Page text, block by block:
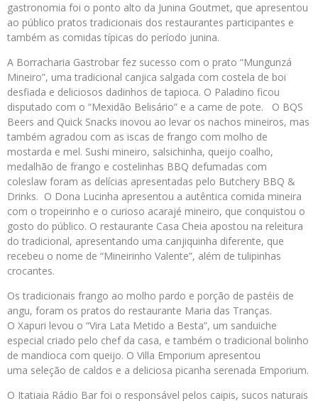
gastronomia foi o ponto alto da Junina Goutmet, que apresentou
ao público pratos tradicionais dos restaurantes participantes e
também as comidas típicas do período junina.
A Borracharia Gastrobar fez sucesso com o prato “Mungunzá
Mineiro”, uma tradicional canjica salgada com costela de boi
desfiada e deliciosos dadinhos de tapioca. O Paladino ficou
disputado com o “Mexidão Belisário” e a carne de pote. O BQS
Beers and Quick Snacks inovou ao levar os nachos mineiros, mas
também agradou com as iscas de frango com molho de
mostarda e mel. Sushi mineiro, salsichinha, queijo coalho,
medalhão de frango e costelinhas BBQ defumadas com
coleslaw foram as delícias apresentadas pelo Butchery BBQ &
Drinks. O Dona Lucinha apresentou a autêntica comida mineira
com o tropeirinho e o curioso acarajé mineiro, que conquistou o
gosto do público. O restaurante Casa Cheia apostou na releitura
do tradicional, apresentando uma canjiquinha diferente, que
recebeu o nome de “Mineirinho Valente”, além de tulipinhas
crocantes.
Os tradicionais frango ao molho pardo e porção de pastéis de
angu, foram os pratos do restaurante Maria das Tranças.
O Xapuri levou o “Vira Lata Metido a Besta”, um sanduiche
especial criado pelo chef da casa, e também o tradicional bolinho
de mandioca com queijo. O Villa Emporium apresentou
uma seleção de caldos e a deliciosa picanha serenada Emporium.
O Itatiaia Rádio Bar foi o responsável pelos caipis, sucos naturais